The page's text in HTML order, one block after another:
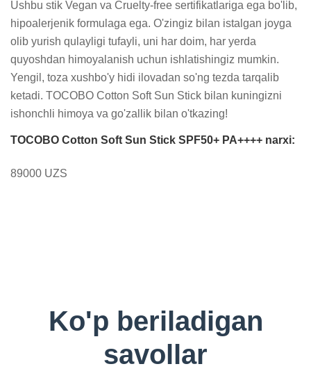
Ushbu stik Vegan va Cruelty-free sertifikatlariga ega bo'lib,
hipoalerjenik formulaga ega. O'zingiz bilan istalgan joyga
olib yurish qulayligi tufayli, uni har doim, har yerda
quyoshdan himoyalanish uchun ishlatishingiz mumkin.
Yengil, toza xushbo'y hidi ilovadan so'ng tezda tarqalib
ketadi. TOCOBO Cotton Soft Sun Stick bilan kuningizni
ishonchli himoya va go'zallik bilan o'tkazing!
TOCOBO Cotton Soft Sun Stick SPF50+ PA++++ narxi:
89000 UZS
Ko'p beriladigan
savollar